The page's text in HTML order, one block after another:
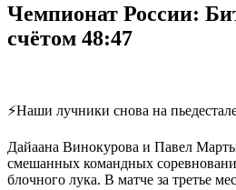
Чемпионат России:
счётом 48:47
⚡️Наши лучники снова на
Дайаана Винокурова и Павел
смешанных командных
блочного лука. В матче за третье